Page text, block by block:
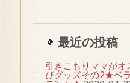
最近の投稿
引きこもりママが
びグッズその2★ベ